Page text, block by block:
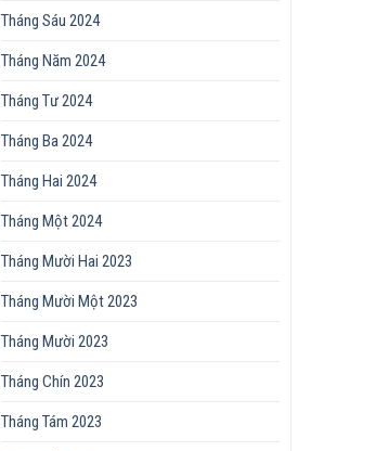
Tháng Sáu 2024
Tháng Năm 2024
Tháng Tư 2024
Tháng Ba 2024
Tháng Hai 2024
Tháng Một 2024
Tháng Mười Hai 2023
Tháng Mười Một 2023
Tháng Mười 2023
Tháng Chín 2023
Tháng Tám 2023